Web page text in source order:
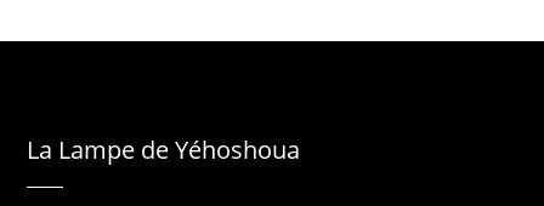
La Lampe de Yéhoshoua